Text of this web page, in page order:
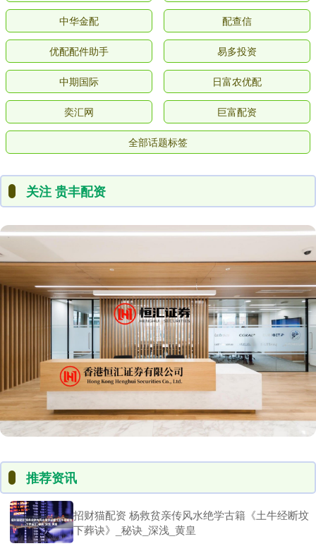
中华金配 配查信
优配配件助手 易多投资
中期国际 日富农优配
奕汇网 巨富配资
全部话题标签
关注 贵丰配资
推荐资讯
招财猫配资 杨救贫亲传风水绝学古籍《土牛经断坟
下葬诀》_秘诀_深浅_黄皇